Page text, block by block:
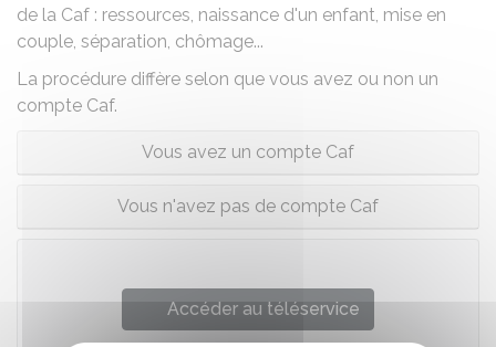
de la Caf : ressources, naissance d'un enfant, mise en
couple, séparation, chômage...
La procédure diffère selon que vous avez ou non un
compte Caf.
Vous avez un compte Caf
Vous n'avez pas de compte Caf
Accéder au téléservice